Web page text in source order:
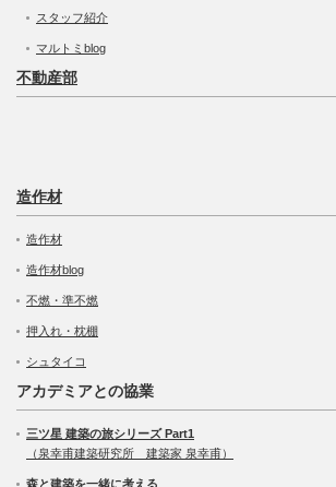
スタッフ紹介
マルトミblog
不動産部
造作材
造作材
造作材blog
不燃・準不燃
押入れ・枕棚
シュタイコ
アカデミアとの協業
三ツ星 建築の旅シリーズ Part1
（泉幸甫建築研究所 建築家 泉幸甫）
森と建築を一緒に考える